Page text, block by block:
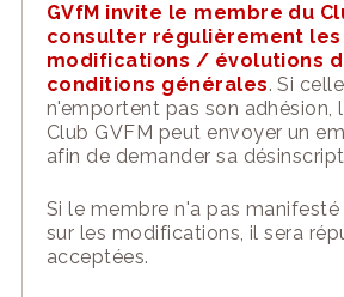
GVfM invite le membre du
consulter régulièrement
modifications / évolutions
conditions générales. Si
n'emportent pas son adhésion,
Club GVFM peut envoyer un
afin de demander sa
Si le membre n'a pas
sur les modifications, il sera
acceptées.